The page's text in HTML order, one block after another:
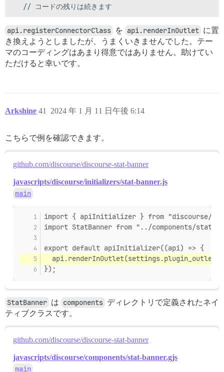
api.registerConnectorClass を api.renderInOutlet に置
き換えようとしましたが、うまくいきませんでした。テー
マのコーディングはあまり得意ではありません。助けてい
ただけると幸いです。
Arkshine 2024 年 1 月 11 日午後 6:14
41
こちらで例を確認できます。
github.com/discourse/discourse-stat-banner
javascripts/discourse/initializers/stat-banner.js
main
import { apiInitializer } from "discourse/
import StatBanner from "../components/stat-
export default apiInitializer((api) => {
});
StatBanner は components ディレクトリで定義されたネイ
ティブクラスです。
github.com/discourse/discourse-stat-banner
javascripts/discourse/components/stat-banner.gjs
main